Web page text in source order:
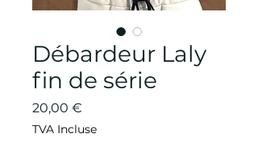
Débardeur Laly
fin de série
20,00 €
TVA Incluse